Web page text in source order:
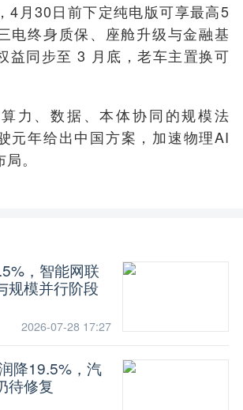
4月30日前下定纯电版可享最高5
电终身质保、座舱升级与金融基
益同步至 3 月底，老车主置换可
力、数据、本体协同的规模法
元年给出中国方案，加速物理AI
。
，智能网联
规模并行阶段
2026-07-28 17:27
降19.5%，汽
待修复